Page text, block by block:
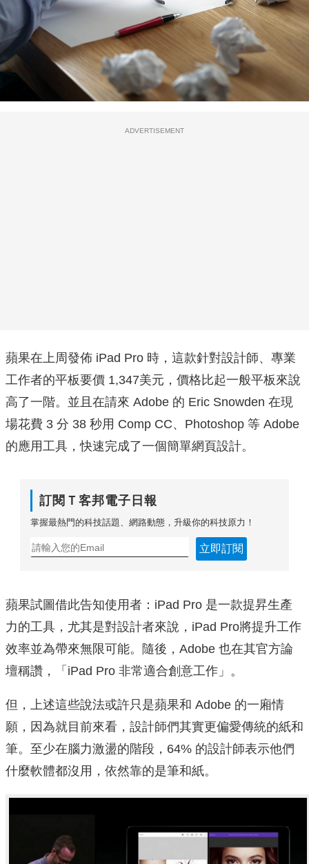
ADVERTISEMENT
蘋果在上周發佈 iPad Pro 時，這款針對設計師、專業
工作者的平板要價 1,347美元，價格比起一般平板來說
高了一階。並且在請來 Adobe 的 Eric Snowden 在現
場花費 3 分 38 秒用 Comp CC、Photoshop 等 Adobe
的應用工具，快速完成了一個簡單網頁設計。
訂閱Ｔ客邦電子日報
掌握最熱門的科技話題、網路動態，升級你的科技原力！
立即訂閱
蘋果試圖借此告知使用者：iPad Pro 是一款提昇生產
力的工具，尤其是對設計者來說，iPad Pro將提升工作
效率並為帶來無限可能。隨後，Adobe 也在其官方論
壇稱讚，「iPad Pro 非常適合創意工作」。
但，上述這些說法或許只是蘋果和 Adobe 的一廂情
願，因為就目前來看，設計師們其實更偏愛傳統的紙和
筆。至少在腦力激盪的階段，64% 的設計師表示他們
什麼軟體都沒用，依然靠的是筆和紙。